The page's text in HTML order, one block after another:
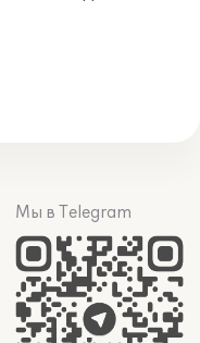
Мы в Telegram